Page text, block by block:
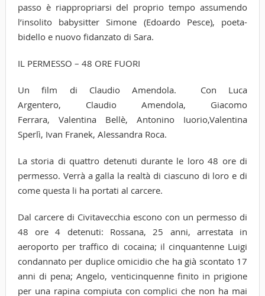
passo è riappropriarsi del proprio tempo assumendo
l’insolito babysitter Simone (Edoardo Pesce), poeta-
bidello e nuovo fidanzato di Sara.
IL PERMESSO – 48 ORE FUORI
Un film di Claudio Amendola. Con Luca
Argentero, Claudio Amendola, Giacomo
Ferrara, Valentina Bellè, Antonino Iuorio,Valentina
Sperlì, Ivan Franek, Alessandra Roca.
La storia di quattro detenuti durante le loro 48 ore di
permesso. Verrà a galla la realtà di ciascuno di loro e di
come questa li ha portati al carcere.
Dal carcere di Civitavecchia escono con un permesso di
48 ore 4 detenuti: Rossana, 25 anni, arrestata in
aeroporto per traffico di cocaina; il cinquantenne Luigi
condannato per duplice omicidio che ha già scontato 17
anni di pena; Angelo, venticinquenne finito in prigione
per una rapina compiuta con complici che non ha mai